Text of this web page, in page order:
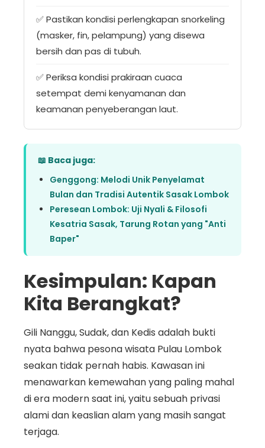
✅ Pastikan kondisi perlengkapan snorkeling
(masker, fin, pelampung) yang disewa
bersih dan pas di tubuh.
✅ Periksa kondisi prakiraan cuaca
setempat demi kenyamanan dan
keamanan penyeberangan laut.
📖 Baca juga:
Genggong: Melodi Unik Penyelamat
Bulan dan Tradisi Autentik Sasak Lombok
Peresean Lombok: Uji Nyali & Filosofi
Kesatria Sasak, Tarung Rotan yang "Anti
Baper"
Kesimpulan: Kapan
Kita Berangkat?
Gili Nanggu, Sudak, dan Kedis adalah bukti
nyata bahwa pesona wisata Pulau Lombok
seakan tidak pernah habis. Kawasan ini
menawarkan kemewahan yang paling mahal
di era modern saat ini, yaitu sebuah privasi
alami dan keaslian alam yang masih sangat
terjaga.